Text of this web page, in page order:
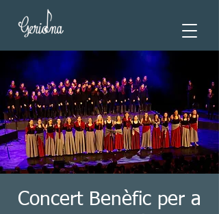
Concert Benèfic per a